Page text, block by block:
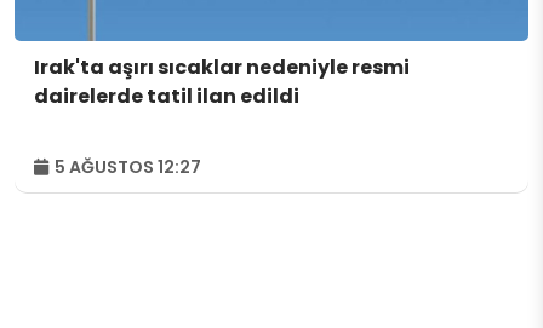
Irak'ta aşırı sıcaklar nedeniyle resmi
dairelerde tatil ilan edildi
5 AĞUSTOS 12:27